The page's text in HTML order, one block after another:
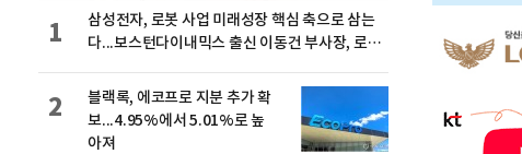
삼성전자, 로봇 사업 미래성장 핵심 축으로 삼는
다...보스턴다이내믹스 출신 이동건 부사장, 로보
1
블랙록, 에코프로 지분 추가 확
보...4.95%에서 5.01%로 높
아져
2